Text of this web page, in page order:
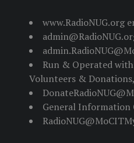
www.RadioNUG.org
Run & Operated
Volunteers &
General Information